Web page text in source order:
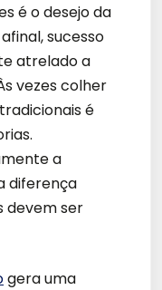
é o desejo da
sucesso
atrelado a
vezes colher
é
a
diferença
devem ser
gera uma